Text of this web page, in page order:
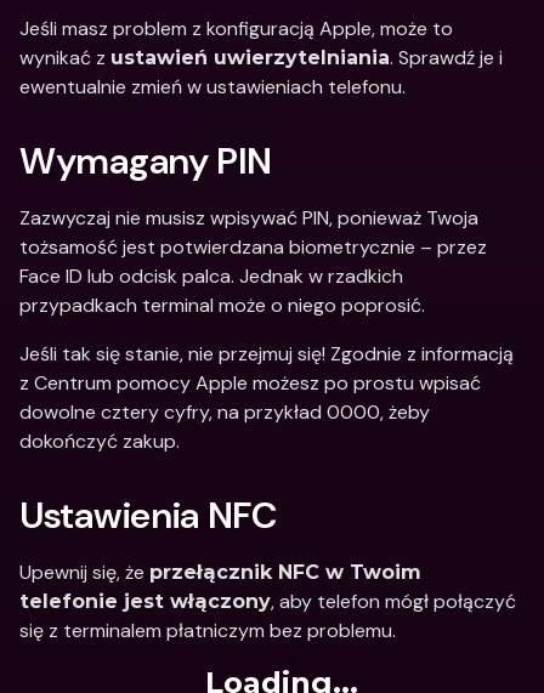
Jeśli masz problem z konfiguracją Apple, może to
wynikać z ustawień uwierzytelniania. Sprawdź je i
ewentualnie zmień w ustawieniach telefonu.
Wymagany PIN
Zazwyczaj nie musisz wpisywać PIN, ponieważ Twoja
tożsamość jest potwierdzana biometrycznie – przez
Face ID lub odcisk palca. Jednak w rzadkich
przypadkach terminal może o niego poprosić.
Jeśli tak się stanie, nie przejmuj się! Zgodnie z informacją
z Centrum pomocy Apple możesz po prostu wpisać
dowolne cztery cyfry, na przykład 0000, żeby
dokończyć zakup.
Ustawienia NFC
Upewnij się, że przełącznik NFC w Twoim
telefonie jest włączony, aby telefon mógł połączyć
się z terminalem płatniczym bez problemu.
Loading...